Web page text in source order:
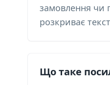
замовлення чи
розкриває
Що таке